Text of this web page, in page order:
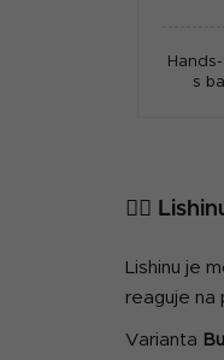
s
🐕‍🦺
Lishinu je
reaguje na
Varianta